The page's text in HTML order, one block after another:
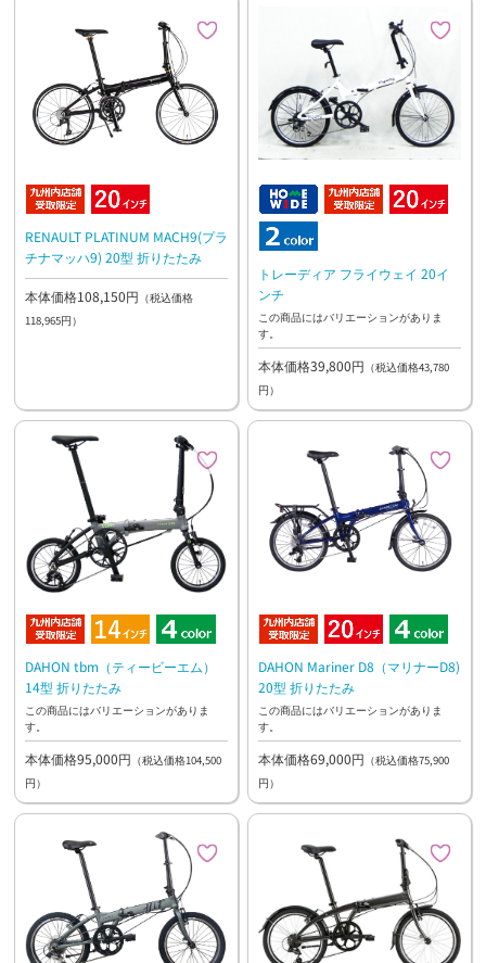
RENAULT PLATINUM MACH9(プラ
チナマッハ9) 20型 折りたたみ
本体価格108,150円 （税込価格
118,965円）
トレーディア フライウェイ 20イ
ンチ
この商品にはバリエーションがありま
す。
本体価格39,800円 （税込価格43,780
円）
DAHON tbm（ティービーエム）
14型 折りたたみ
この商品にはバリエーションがありま
す。
本体価格95,000円 （税込価格104,500
円）
DAHON Mariner D8（マリナーD8)
20型 折りたたみ
この商品にはバリエーションがありま
す。
本体価格69,000円 （税込価格75,900
円）